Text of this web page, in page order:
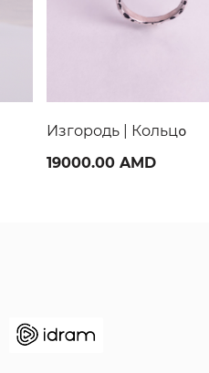
Изгородь | Кольцօ
19000.00 AMD